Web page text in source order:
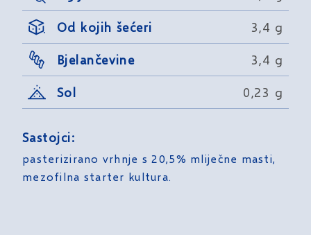
Od kojih šećeri 3,4 g
Bjelančevine 3,4 g
Sol 0,23 g
Sastojci:
pasterizirano vrhnje s 20,5% mliječne masti,
mezofilna starter kultura.